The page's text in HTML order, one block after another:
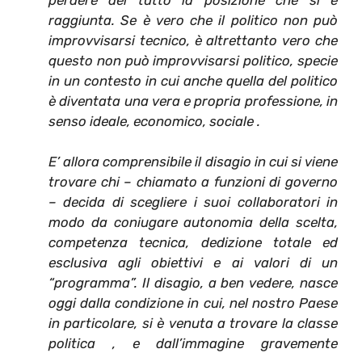
raggiunta. Se è vero che il politico non può
improvvisarsi tecnico, è altrettanto vero che
questo non può improvvisarsi politico, specie
in un contesto in cui anche quella del politico
è diventata una vera e propria professione, in
senso ideale, economico, sociale .
E’ allora comprensibile il disagio in cui si viene
trovare chi – chiamato a funzioni di governo
– decida di scegliere i suoi collaboratori in
modo da coniugare autonomia della scelta,
competenza tecnica, dedizione totale ed
esclusiva agli obiettivi e ai valori di un
“programma”. Il disagio, a ben vedere, nasce
oggi dalla condizione in cui, nel nostro Paese
in particolare, si è venuta a trovare la classe
politica , e dall’immagine gravemente